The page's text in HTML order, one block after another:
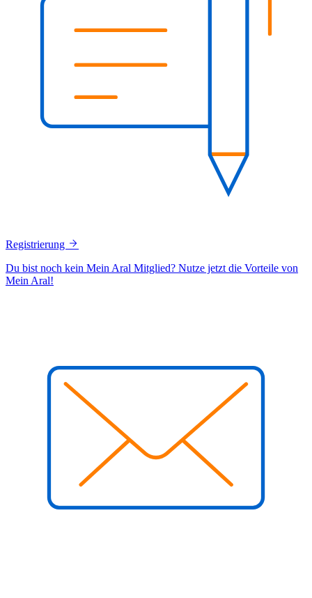
Registrierung
Du bist noch kein Mein Aral Mitglied? Nutze jetzt die Vorteile von
Mein Aral!